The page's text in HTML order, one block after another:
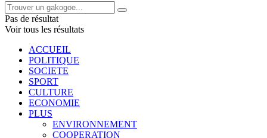
Pas de résultat
Voir tous les résultats
ACCUEIL
POLITIQUE
SOCIETE
SPORT
CULTURE
ECONOMIE
PLUS
ENVIRONNEMENT
COOPERATION